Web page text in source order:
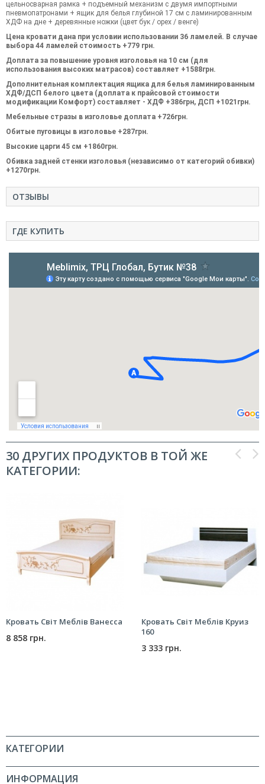
цельносварная рамка + подъемный механизм с двумя импортными
пневмопатронами + ящик для белья глубиной 17 см с ламинированным
ХДФ на дне + деревянные ножки (цвет бук / орех / венге)
Цена кровати дана при условии использовании 36 ламелей. В случае
выбора 44 ламелей стоимость +779 грн.
Доплата за повышение уровня изголовья на 10 см (для
использования высоких матрасов) составляет +1588грн.
Дополнительная комплектация ящика для белья ламинированным
ХДФ/ДСП белого цвета (доплата к прайсовой стоимости
модификации Комфорт) составляет - ХДФ +386грн, ДСП +1021грн.
Мебельные стразы в изголовье доплата +726грн.
Обитые пуговицы в изголовье +287грн.
Высокие царги 45 см +1860грн.
Обивка задней стенки изголовья (независимо от категорий обивки)
+1270грн.
ОТЗЫВЫ
ГДЕ КУПИТЬ
30 ДРУГИХ ПРОДУКТОВ В ТОЙ ЖЕ
КАТЕГОРИИ:
Кровать Світ Меблів Ванесса
8 858 грн.
Кровать Світ Меблів Круиз
160
3 333 грн.
КАТЕГОРИИ
ИНФОРМАЦИЯ